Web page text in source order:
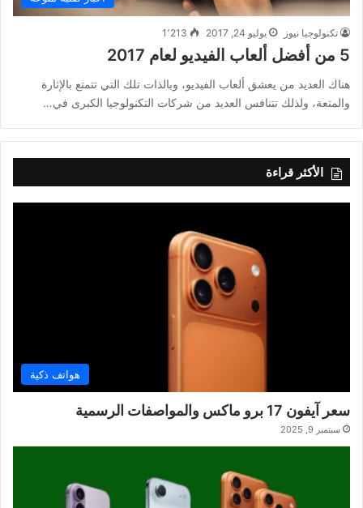
تكنولوجيا نيوز يوليو 24, 2017 1٬213
5 من أفضل ألعاب الفيديو لعام 2017
هناك العديد من يعشق ألعاب الفيديو، وبالذات تلك التي تتمتع بالإثارة
والمتعة، ولذلك تتنافس العديد من شركات التكنولوجيا الكبرى في…
الأكثر قراءة
هواتف ذكية
سعر آيفون 17 برو ماكس والمواصفات الرسمية
سبتمبر 9, 2025